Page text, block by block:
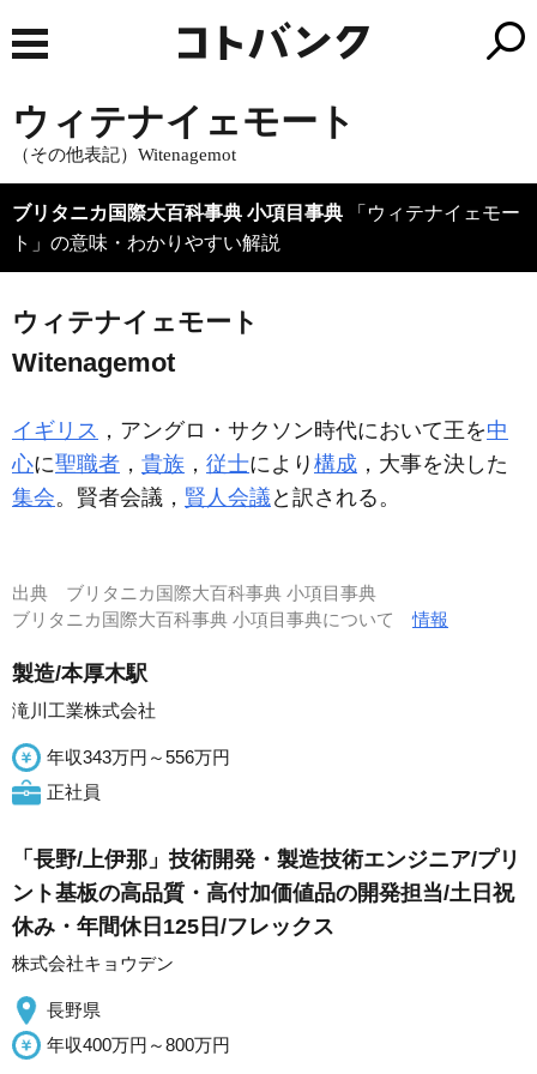
ウィテナイェモート
（その他表記）Witenagemot
ブリタニカ国際大百科事典 小項目事典 「ウィテナイェモー
ト」の意味・わかりやすい解説
ウィテナイェモート
Witenagemot
イギリス ，アングロ・サクソン時代において王を中
心に聖職者 ， 貴族 ， 従士により 構成 ，大事を決した
集会。賢者会議， 賢人会議と訳される。
出典 ブリタニカ国際大百科事典 小項目事典
ブリタニカ国際大百科事典 小項目事典について情報
製造/本厚木駅
滝川工業株式会社
年収343万円～556万円
正社員
「長野/上伊那」技術開発・製造技術エンジニア/プリ
ント基板の高品質・高付加価値品の開発担当/土日祝
休み・年間休日125日/フレックス
株式会社キョウデン
長野県
年収400万円～800万円